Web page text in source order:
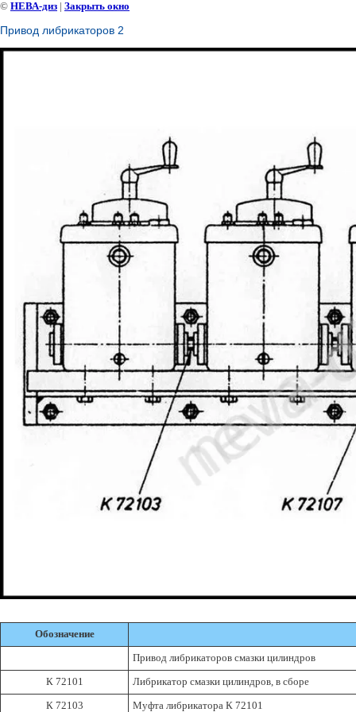
© НЕВА-диз | Закрыть окно
Привод либрикаторов 2
Обозначение
Привод либрикаторов смазки цилиндров
К 72101
Либрикатор смазки цилиндров, в сборе
К 72103
Муфта либрикатора К 72101